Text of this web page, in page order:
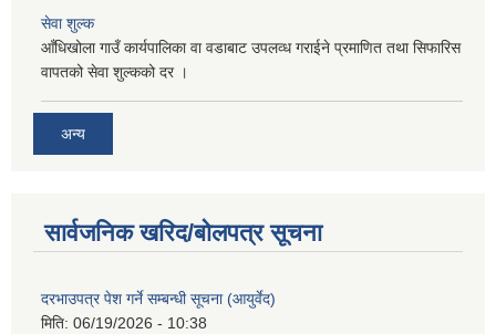
सेवा शुल्क
आँधिखोला गाउँ कार्यपालिका वा वडाबाट उपलव्ध गराईने प्रमाणित तथा सिफारिस
वापतको सेवा शुल्कको दर ।
अन्य
सार्वजनिक खरिद/बोलपत्र सूचना
दरभाउपत्र पेश गर्ने सम्बन्धी सूचना (आयुर्वेद)
मिति: 06/19/2026 - 10:38